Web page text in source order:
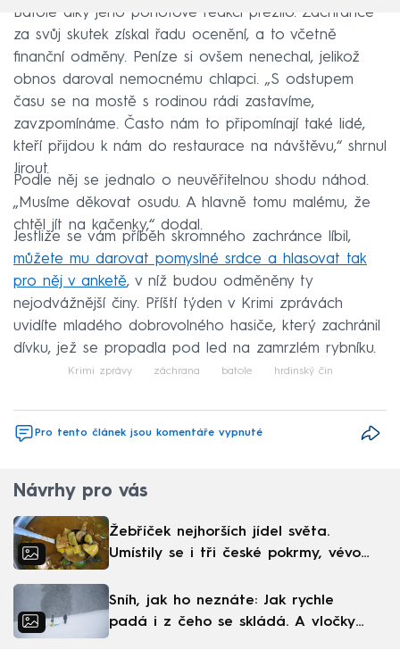
Batole díky jeho pohotové reakci přežilo. Zachránce
za svůj skutek získal řadu ocenění, a to včetně
finanční odměny. Peníze si ovšem nenechal, jelikož
obnos daroval nemocnému chlapci. „S odstupem
času se na mostě s rodinou rádi zastavíme,
zavzpomínáme. Často nám to připomínají také lidé,
kteří přijdou k nám do restaurace na návštěvu,“ shrnul
Jirout.
Podle něj se jednalo o neuvěřitelnou shodu náhod.
„Musíme děkovat osudu. A hlavně tomu malému, že
chtěl jít na kačenky,“ dodal.
Jestliže se vám příběh skromného zachránce líbil,
můžete mu darovat pomyslné srdce a hlasovat tak
pro něj v anketě, v níž budou odměněny ty
nejodvážnější činy. Příští týden v Krimi zprávách
uvidíte mladého dobrovolného hasiče, který zachránil
dívku, jež se propadla pod led na zamrzlém rybníku.
Krimi zprávy záchrana batole hrdinský čin
Pro tento článek jsou komentáře vypnuté
Návrhy pro vás
Žebříček nejhorších jídel světa.
Umístily se i tři české pokrmy, vévodí
Sníh, jak ho neznáte: Jak rychle
padá i z čeho se skládá. A vločky